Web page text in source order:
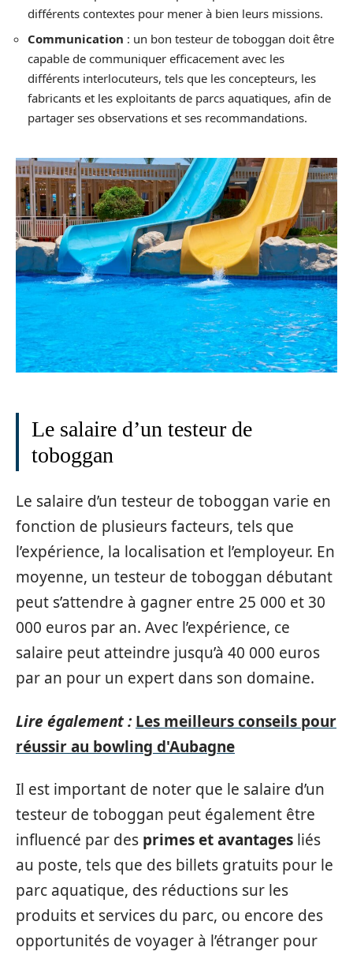
différents contextes pour mener à bien leurs missions.
Communication : un bon testeur de toboggan doit être
capable de communiquer efficacement avec les
différents interlocuteurs, tels que les concepteurs, les
fabricants et les exploitants de parcs aquatiques, afin de
partager ses observations et ses recommandations.
Le salaire d’un testeur de
toboggan
Le salaire d’un testeur de toboggan varie en
fonction de plusieurs facteurs, tels que
l’expérience, la localisation et l’employeur. En
moyenne, un testeur de toboggan débutant
peut s’attendre à gagner entre 25 000 et 30
000 euros par an. Avec l’expérience, ce
salaire peut atteindre jusqu’à 40 000 euros
par an pour un expert dans son domaine.
Lire également : Les meilleurs conseils pour
réussir au bowling d'Aubagne
Il est important de noter que le salaire d’un
testeur de toboggan peut également être
influencé par des primes et avantages liés
au poste, tels que des billets gratuits pour le
parc aquatique, des réductions sur les
produits et services du parc, ou encore des
opportunités de voyager à l’étranger pour